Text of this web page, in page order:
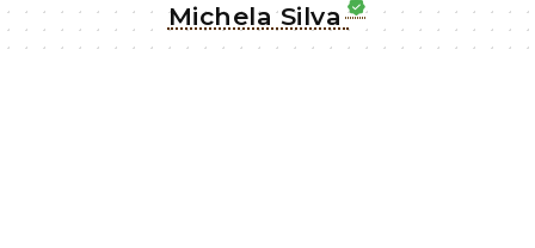
Michela Silva